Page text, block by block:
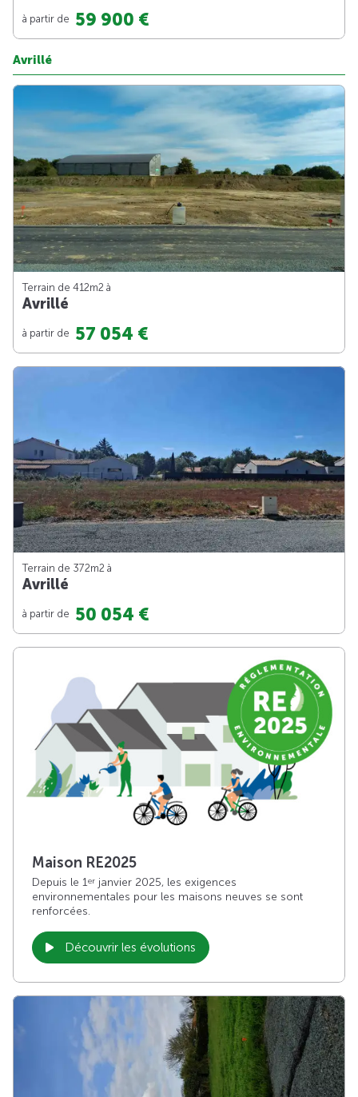
à partir de 59 900 €
Avrillé
Terrain de 412m2 à
Avrillé
à partir de 57 054 €
Terrain de 372m2 à
Avrillé
à partir de 50 054 €
Maison RE2025
Depuis le 1er janvier 2025, les exigences
environnementales pour les maisons neuves se sont
renforcées.
Découvrir les évolutions